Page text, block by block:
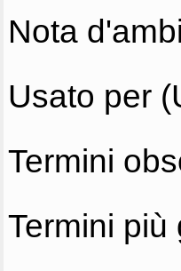
Nota
Usato per
Termini
Termini più